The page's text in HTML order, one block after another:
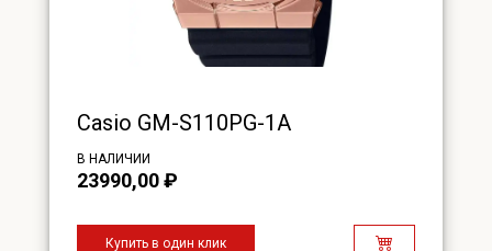
Casio GM-S110PG-1A
В НАЛИЧИИ
23990,00₽
Купить в один клик